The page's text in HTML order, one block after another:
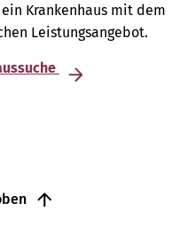
Krankenhaus mit dem
Leistungsangebot.